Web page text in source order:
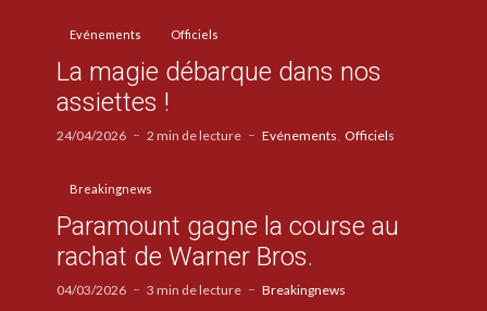
Evénements Officiels
La magie débarque dans nos
assiettes !
24/04/2026 2 min de lecture Evénements Officiels
Breakingnews
Paramount gagne la course au
rachat de Warner Bros.
04/03/2026 3 min de lecture Breakingnews